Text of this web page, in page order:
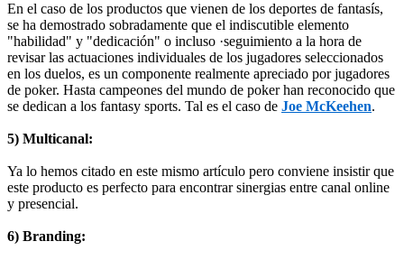
En el caso de los productos que vienen de los deportes de fantasís,
se ha demostrado sobradamente que el indiscutible elemento
"habilidad" y "dedicación" o incluso ·seguimiento a la hora de
revisar las actuaciones individuales de los jugadores seleccionados
en los duelos, es un componente realmente apreciado por jugadores
de poker. Hasta campeones del mundo de poker han reconocido que
se dedican a los fantasy sports. Tal es el caso de Joe McKeehen.
5) Multicanal:
Ya lo hemos citado en este mismo artículo pero conviene insistir que
este producto es perfecto para encontrar sinergias entre canal online
y presencial.
6) Branding: